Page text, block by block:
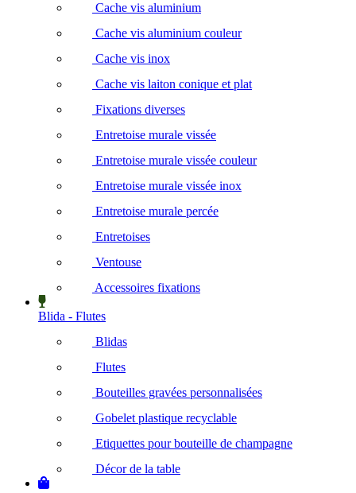
Cache vis aluminium
Cache vis aluminium couleur
Cache vis inox
Cache vis laiton conique et plat
Fixations diverses
Entretoise murale vissée
Entretoise murale vissée couleur
Entretoise murale vissée inox
Entretoise murale percée
Entretoises
Ventouse
Accessoires fixations
Blida - Flutes
Blidas
Flutes
Bouteilles gravées personnalisées
Gobelet plastique recyclable
Etiquettes pour bouteille de champagne
Décor de la table